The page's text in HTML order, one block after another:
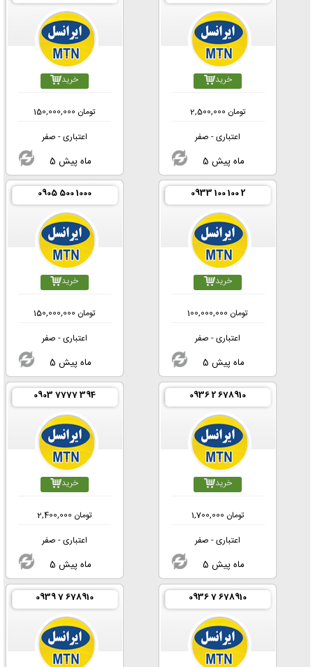
خرید
2,500,000 تومان
اعتباری - صفر
5 ماه پیش
خرید
150,000,000 تومان
اعتباری - صفر
5 ماه پیش
0933 100 100 2
خرید
100,000,000 تومان
اعتباری - صفر
5 ماه پیش
0905 500 1000
خرید
150,000,000 تومان
اعتباری - صفر
5 ماه پیش
0936 2 678910
خرید
1,700,000 تومان
اعتباری - صفر
5 ماه پیش
0903 7777 394
خرید
2,400,000 تومان
اعتباری - صفر
5 ماه پیش
0936 7 678910
0939 7 678910